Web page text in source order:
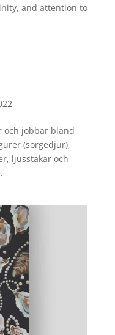
and attention to
och jobbar bland
(sorgedjur),
ljusstakar och